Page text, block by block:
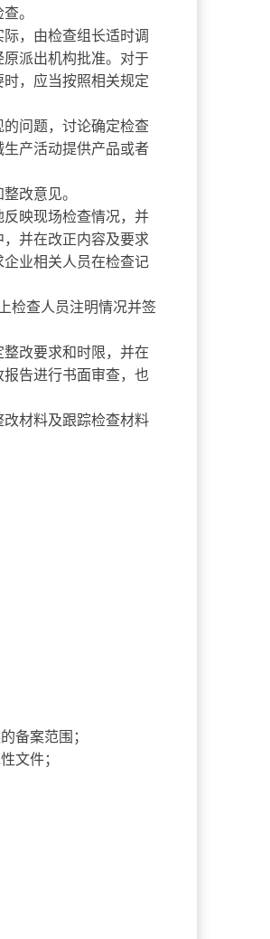
。
，由检查组长适时调
派出机构批准。对于
，应当按照相关规定
问题，讨论确定检查
产活动提供产品或者
改意见。
映现场检查情况，并
并在改正内容及要求
业相关人员在检查记
检查人员注明情况并签
改要求和时限，并在
告进行书面审查，也
材料及跟踪检查材料
备案范围；
文件；